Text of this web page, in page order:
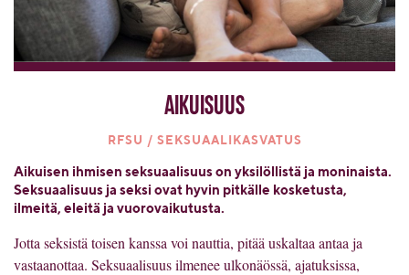
Aikuisuus
RFSU / SEKSUAALIKASVATUS
Aikuisen ihmisen seksuaalisuus on yksilöllistä ja moninaista.
Seksuaalisuus ja seksi ovat hyvin pitkälle kosketusta,
ilmeitä, eleitä ja vuorovaikutusta.
Jotta seksistä toisen kanssa voi nauttia, pitää uskaltaa antaa ja
vastaanottaa. Seksuaalisuus ilmenee ulkonäössä, ajatuksissa,